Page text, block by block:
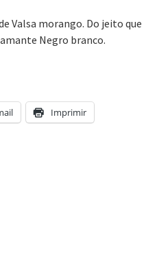
Valsa morango. Do jeito que
Negro branco.
Imprimir